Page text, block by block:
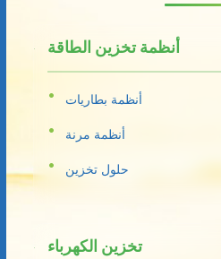
أنظمة تخزين الطاقة
أنظمة بطاريات
أنظمة مرنة
حلول تخزين
تخزين الكهرباء